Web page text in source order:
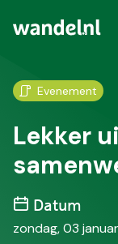
Evenement
Lekker
Datum
zondag, 03